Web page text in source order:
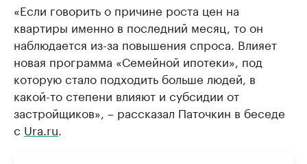
«Если говорить о причине роста цен на
квартиры именно в последний месяц, то он
наблюдается из-за повышения спроса. Влияет
новая программа «Семейной ипотеки», под
которую стало подходить больше людей, в
какой-то степени влияют и субсидии от
застройщиков», – рассказал Паточкин в беседе
с Ura.ru.